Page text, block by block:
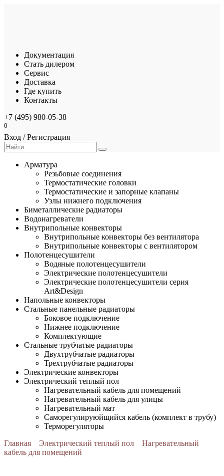
Документация
Стать дилером
Сервис
Доставка
Где купить
Контакты
+7 (495) 980-05-38
0
Вход / Регистрация
Search
for:
Арматура
Резьбовые соединения
Термостатические головки
Термостатические и запорные клапаны
Узлы нижнего подключения
Биметаллические радиаторы
Водонагреватели
Внутрипольные конвекторы
Внутрипольные конвекторы без вентилятора
Внутрипольные конвекторы с вентилятором
Полотенцесушители
Водяные полотенцесушители
Электрические полотенцесушители
Электрические полотенцесушители серия
Art&Design
Напольные конвекторы
Стальные панельные радиаторы
Боковое подключение
Нижнее подключение
Комплектующие
Стальные трубчатые радиаторы
Двухтрубчатые радиаторы
Трехтрубчатые радиаторы
Электрические конвекторы
Электрический теплый пол
Нагревательный кабель для помещений
Нагревательный кабель для улицы
Нагревательный мат
Cаморегулируюйщийся кабель (комплект в трубу)
Терморегуляторы
Главная
Электрический теплый пол
Нагревательный
кабель для помещений